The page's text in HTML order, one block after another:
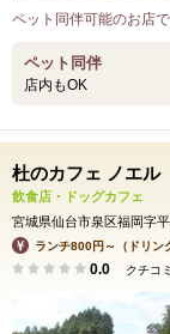
ペット同伴可能のお店
ペット同伴
店内もOK
杜のカフェ ノエル
飲食店・ドッグカフェ
宮城県仙台市泉区福岡字
ランチ800円～（ドリン
0.0 クチコミ